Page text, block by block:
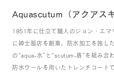
Aquascutum （アクアス
1851年に仕立て職人のジョン・エ
に紳士服店を創業。防水加工を施し
の“aqua-水”と“scutum-盾”を組み合
防水ウールを用いたトレンチコート